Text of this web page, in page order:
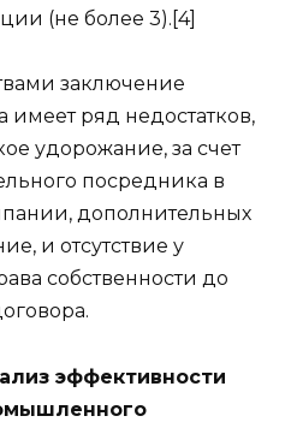
(не более 3).[4]
заключение
имеет ряд недостатков,
удорожание, за счет
посредника в
дополнительных
и отсутствие у
собственности до
эффективности